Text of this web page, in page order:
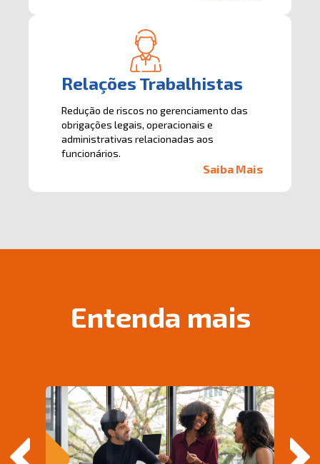
Relações Trabalhistas
Redução de riscos no gerenciamento das
obrigações legais, operacionais e
administrativas relacionadas aos
funcionários.
Saiba Mais
Entenda mais